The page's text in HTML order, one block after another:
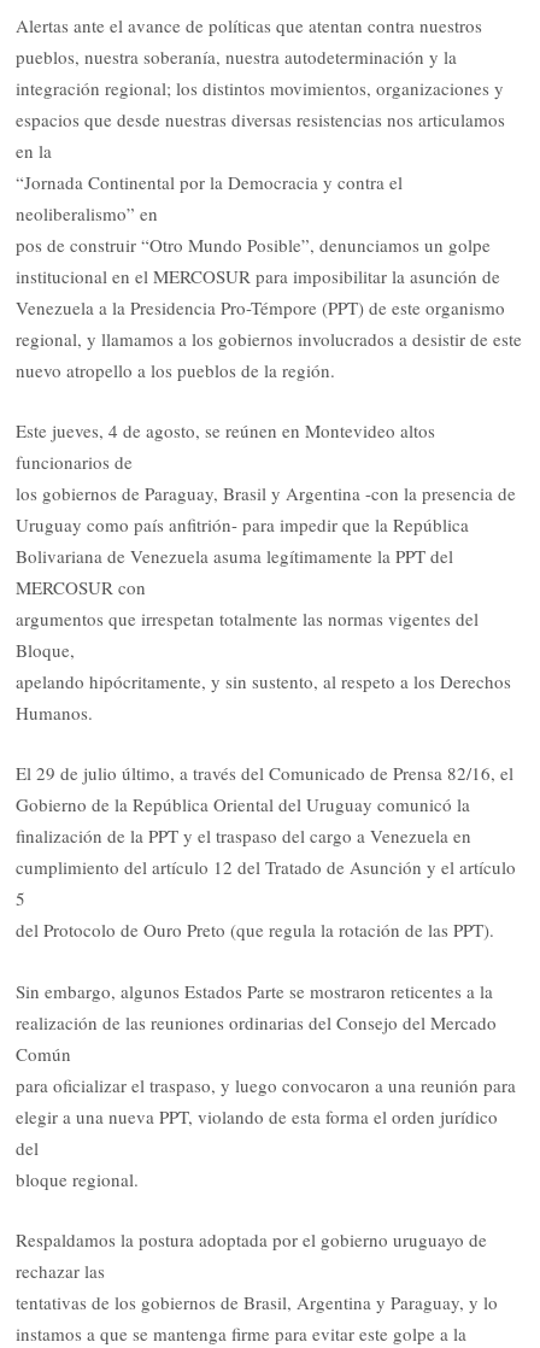
Alertas ante el avance de políticas que atentan contra nuestros
pueblos, nuestra soberanía, nuestra autodeterminación y la
integración regional; los distintos movimientos, organizaciones y
espacios que desde nuestras diversas resistencias nos articulamos
en la
“Jornada Continental por la Democracia y contra el
neoliberalismo” en
pos de construir “Otro Mundo Posible”, denunciamos un golpe
institucional en el MERCOSUR para imposibilitar la asunción de
Venezuela a la Presidencia Pro-Témpore (PPT) de este organismo
regional, y llamamos a los gobiernos involucrados a desistir de este
nuevo atropello a los pueblos de la región.
Este jueves, 4 de agosto, se reúnen en Montevideo altos
funcionarios de
los gobiernos de Paraguay, Brasil y Argentina -con la presencia de
Uruguay como país anfitrión- para impedir que la República
Bolivariana de Venezuela asuma legítimamente la PPT del
MERCOSUR con
argumentos que irrespetan totalmente las normas vigentes del
Bloque,
apelando hipócritamente, y sin sustento, al respeto a los Derechos
Humanos.
El 29 de julio último, a través del Comunicado de Prensa 82/16, el
Gobierno de la República Oriental del Uruguay comunicó la
finalización de la PPT y el traspaso del cargo a Venezuela en
cumplimiento del artículo 12 del Tratado de Asunción y el artículo
5
del Protocolo de Ouro Preto (que regula la rotación de las PPT).
Sin embargo, algunos Estados Parte se mostraron reticentes a la
realización de las reuniones ordinarias del Consejo del Mercado
Común
para oficializar el traspaso, y luego convocaron a una reunión para
elegir a una nueva PPT, violando de esta forma el orden jurídico
del
bloque regional.
Respaldamos la postura adoptada por el gobierno uruguayo de
rechazar las
tentativas de los gobiernos de Brasil, Argentina y Paraguay, y lo
instamos a que se mantenga firme para evitar este golpe a la